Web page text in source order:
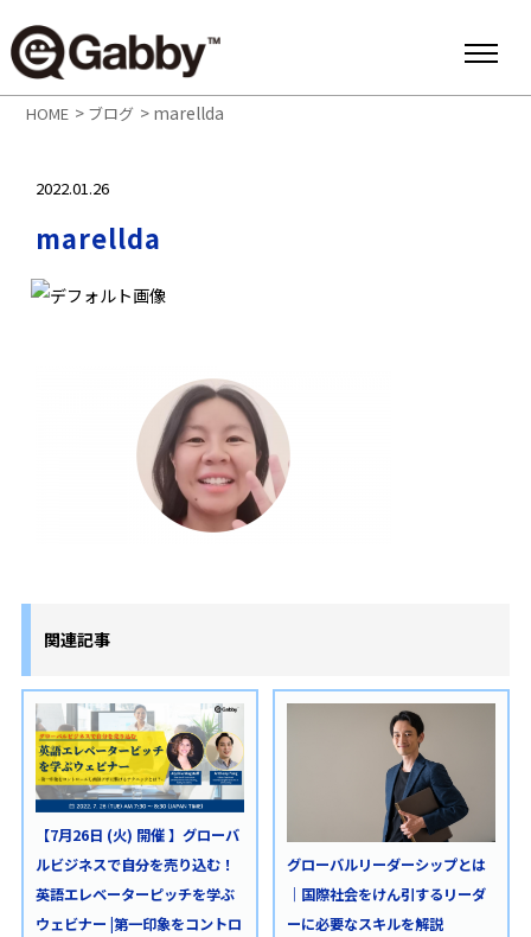
HOME > ブログ > marellda
2022.01.26
marellda
関連記事
【7月26日 (火) 開催 】グローバ
ルビジネスで自分を売り込む！
英語エレベーターピッチを学ぶ
ウェビナー |第一印象をコントロ
グローバルリーダーシップとは
｜国際社会をけん引するリーダ
ーに必要なスキルを解説